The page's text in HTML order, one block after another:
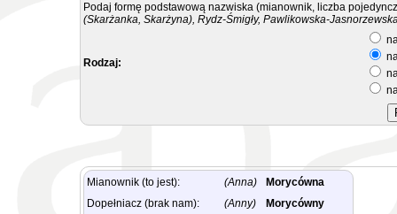
Podaj formę podstawową nazwiska (mianownik, liczba
(Skarżanka, Skarżyna), Rydz-Śmigły, Pawlikowska-
Rodzaj:
Mianownik (to jest): (Anna)
Morycówna
Dopełniacz (brak nam):
(Anny)
Morycówny